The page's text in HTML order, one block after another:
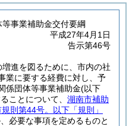
事業補助金交付要綱
平成27年4月1日
告示第46号
進を図るために、市内の社
業に要する経費に対し、予
係団体等事業補助金(以下
ことについて、 湖南市補助
則第44号。以下「規則」
必要な事項を定めるものと